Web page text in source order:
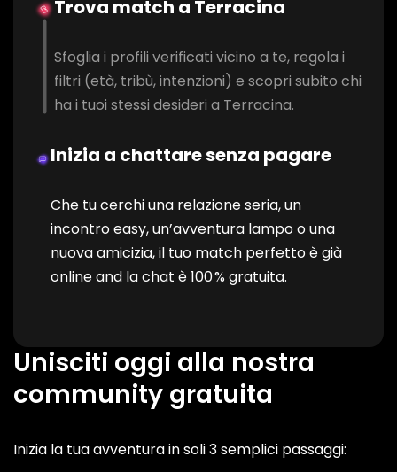
Trova match a Terracina
Sfoglia i profili verificati vicino a te, regola i
filtri (età, tribù, intenzioni) e scopri subito chi
ha i tuoi stessi desideri a Terracina.
Inizia a chattare senza pagare
Che tu cerchi una relazione seria, un
incontro easy, un’avventura lampo o una
nuova amicizia, il tuo match perfetto è già
online and la chat è 100 % gratuita.
Unisciti oggi alla nostra
community gratuita
Inizia la tua avventura in soli 3 semplici passaggi: